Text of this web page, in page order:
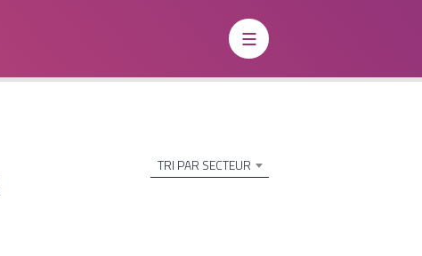
TRI PAR SECTEUR